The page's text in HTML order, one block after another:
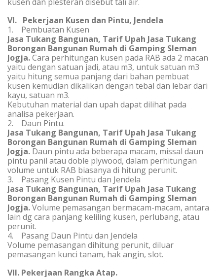
VI. Pekerjaan Kusen dan Pintu, Jendela
1. Pembuatan Kusen
Jasa Tukang Bangunan, Tarif Upah Jasa Tukang
Borongan Bangunan Rumah di Gamping Sleman
Jogja.Cara perhitungan kusen pada RAB ada 2 macan
yaitu dengan satuan jadi, atau m3, untuk satuan m3
yaitu hitung semua panjang dari bahan pembuat
kusen kemudian dikalikan dengan tebal dan lebar dari
kayu, satuan m3.
Kebutuhan material dan upah dapat dilihat pada
analisa pekerjaan.
2. Daun Pintu.
Jasa Tukang Bangunan, Tarif Upah Jasa Tukang
Borongan Bangunan Rumah di Gamping Sleman
Jogja. Daun pintu ada beberapa macam, missal daun
pintu panil atau doble plywood, dalam perhitungan
volume untuk RAB biasanya di hitung perunit.
3. Pasang Kusen Pintu dan Jendela
Jasa Tukang Bangunan, Tarif Upah Jasa Tukang
Borongan Bangunan Rumah di Gamping Sleman
Jogja.Volume pemasangan bermacam-macam, antara
lain dg cara panjang keliling kusen, perlubang, atau
perunit.
4. Pasang Daun Pintu dan Jendela
Volume pemasangan dihitung perunit, diluar
pemasangan kunci tanam, hak angin, slot.
VII. Pekerjaan Rangka Atap.